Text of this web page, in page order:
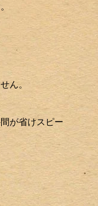
ん。
が省けスピー